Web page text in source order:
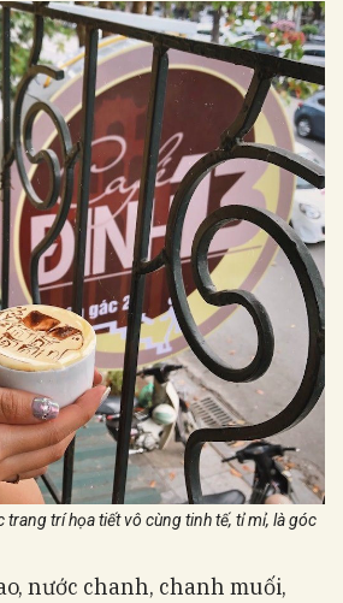
trí họa tiết vô cùng tinh tế, tỉ mỉ, là góc
nước chanh, chanh muối,